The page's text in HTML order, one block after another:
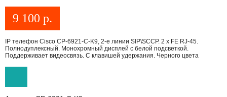
9 100 р.
IP телефон Cisco CP-6921-C-K9, 2-е линии SIP\SCCP. 2 x FE RJ-45.
Полнодуплексный. Монохромный дисплей с белой подсветкой.
Поддерживает видеосвязь. С клавишей удержания. Черного цвета